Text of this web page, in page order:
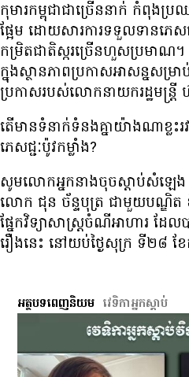
កុមារ​កម្ពុជា​ជា​ច្រើន​នាក់ កំពុង​
ផ្អែម ដោយសារ​ការ​ទទួលទាន​ភេស
កម្រិត​ជាតិ​ស្ករ​ច្រើន​ហួស​ប្រមាណ។
ក្នុង​ស្ថានភាព​ប្រកាស​អាសន្ន​សម្រា
ប្រកាស​របស់​លោក​នាយក​រដ្ឋមន្ត្
តើ​មាន​ទំនាក់ទំនង​គ្នា​យ៉ាង​ណា​ខ្លះ​
ភេសជ្ជៈ​ប៉ូវ​កម្លាំង?
សូម​លោក​អ្នក​នាង​ចុច​ស្ដាប់​សំឡេង ន
លោក ជុន ច័ន្ទបុត្រ ជាមួយ​បណ្ឌិត
ផ្នែក​វិទ្យាសាស្ត្រ​ចំណីអាហារ ដែល​
រឿង​នេះ នៅ​យប់​ថ្ងៃសុក្រ ទី២៨ ខែ
អត្ថបទពេញនិយម វេទិកា​អ្នក​ស្ដាប់